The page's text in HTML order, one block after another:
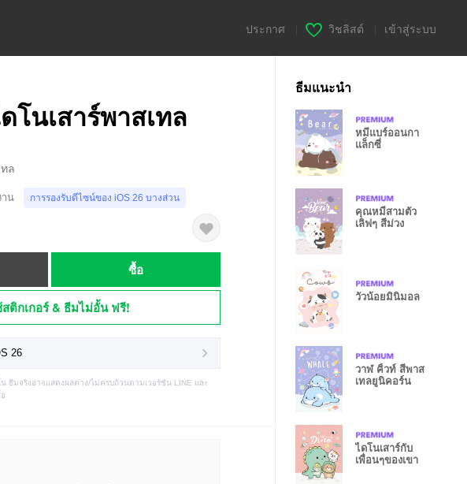
ประกาศ วิชลิสต์ เข้าสู่ระบบ
โนเสาร์พาสเทล
ล
าน การรองรับดีไซน์ของ iOS 26 บางส่วน
ซื้อ
สติกเกอร์ & ธีมไม่อั้น ฟรี!
26
ธีมจริงอาจแสดงผลต่าง/ไม่ครบถ้วนตามเวอร์ชัน LINE และ
ธีมแนะนำ
หมีแบร์ออนกา
แล็กซี่
คุณหมีสามตัว
เลิฟๆ สีม่วง
วัวน้อยมินิมอล
วาฬ คิ้วท์ สีพาส
เทลยูนิคอร์น
ไดโนเสาร์กับ
เพื่อนๆของเขา